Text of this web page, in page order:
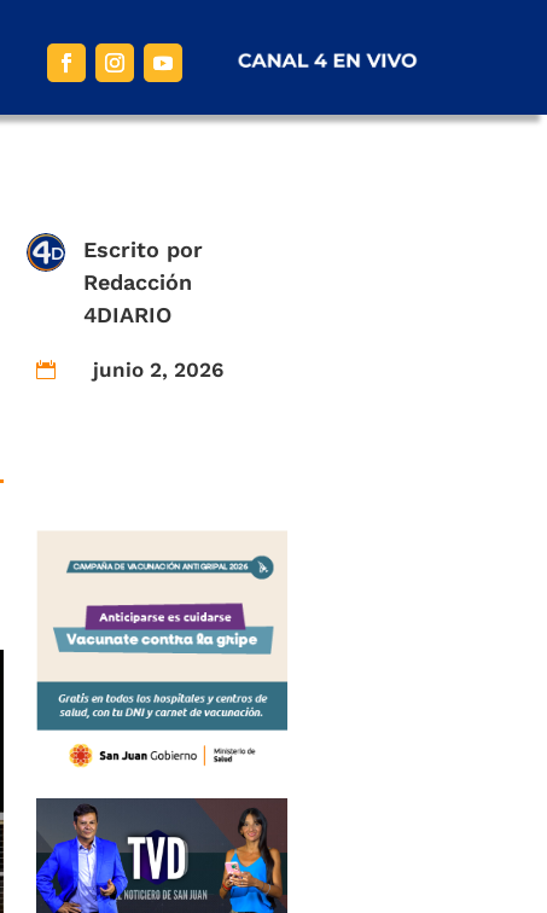
Escrito por
Redacción
4DIARIO
 junio 2, 2026